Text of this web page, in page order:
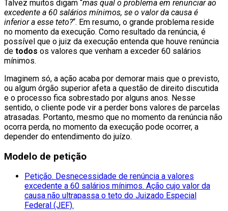
Talvez muitos digam “mas qual o problema em renunciar ao
excedente a 60 salários mínimos, se o valor da causa é
inferior a esse teto?“. Em resumo, o grande problema reside
no momento da execução. Como resultado da renúncia, é
possível que o juiz da execução entenda que houve renúncia
de todos os valores que venham a exceder 60 salários
mínimos.
Imaginem só, a ação acaba por demorar mais que o previsto,
ou algum órgão superior afeta a questão de direito discutida
e o processo fica sobrestado por alguns anos. Nesse
sentido, o cliente pode vir a perder bons valores de parcelas
atrasadas. Portanto, mesmo que no momento da renúncia não
ocorra perda, no momento da execução pode ocorrer, a
depender do entendimento do juízo.
Modelo de petição
Petição. Desnecessidade de renúncia a valores
excedente a 60 salários mínimos. Ação cujo valor da
causa não ultrapassa o teto do Juizado Especial
Federal (JEF).